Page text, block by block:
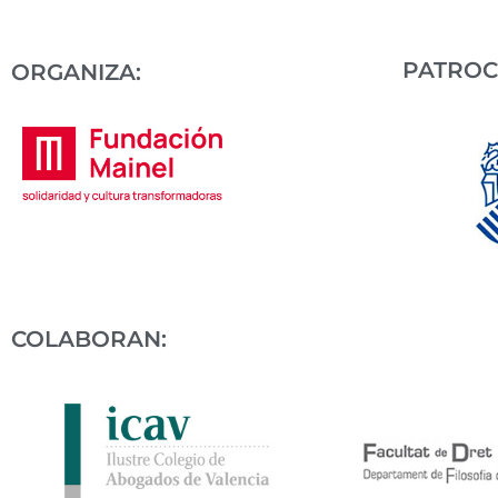
ORGANIZA:
COLABORAN: